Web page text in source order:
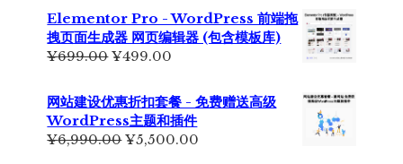
为：
¥7,999.00。
价
格
为：
Elementor Pro - WordPress 前端拖
拽页面生成器 网页编辑器 (包含模板库)
¥699.00原
为：
¥699.00。
¥499.00
价
格
为：
¥499.00。
网站建设优惠折扣套餐 - 免费赠送高级
WordPress主题和插件
¥6,990.00原
¥5,500.00